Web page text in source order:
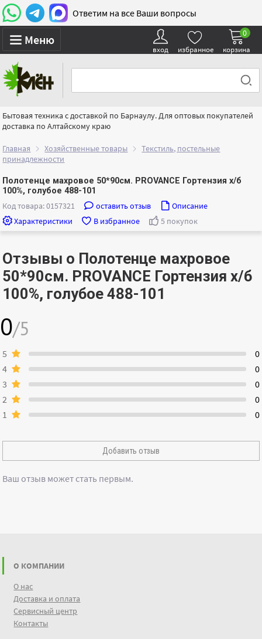
Ответим на все Ваши вопросы
Меню
вход избранное корзина
0
Бытовая техника с доставкой по Барнаулу. Для оптовых покупателей
доставка по Алтайскому краю
Главная Хозяйственные товары
Текстиль, постельные
принадлежности
Полотенце махровое 50*90см. PROVANCE Гортензия х/б
100%, голубое 488-101
Код товара: 0157321 оставить отзыв
Описание
Характеристики
В избранное 5 покупок
Отзывы о Полотенце махровое
50*90см. PROVANCE Гортензия х/б
100%, голубое 488-101
Ваш отзыв может стать первым.
0/5
5
0
4
0
3
0
2
0
1
0
Добавить отзыв
О КОМПАНИИ
О нас
Доставка и оплата
Сервисный центр
Контакты